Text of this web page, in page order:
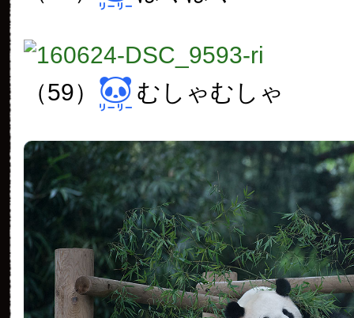
（59） むしゃむしゃ